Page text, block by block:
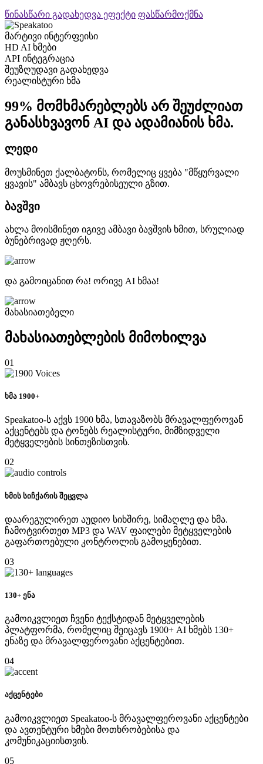
წინასწარი გადახედვა ეფექტი ფასწარმოქმნა
მარტივი ინტერფეისი
HD AI ხმები
API ინტეგრაცია
შეუზღუდავი გადახედვა
რეალისტური ხმა
99% მომხმარებლებს არ შეუძლიათ
განასხვავონ AI და ადამიანის ხმა.
ლედი
მოუსმინეთ ქალბატონს, რომელიც ყვება "მწყურვალი
ყვავის" ამბავს ცხოვრებისეული გზით.
ბავშვი
ახლა მოისმინეთ იგივე ამბავი ბავშვის ხმით, სრულიად
ბუნებრივად ჟღერს.
და გამოიცანით რა! ორივე AI ხმაა!
მახასიათებელი
მახასიათებლების მიმოხილვა
01
ხმა 1900+
Speakatoo-ს აქვს 1900 ხმა, სთავაზობს მრავალფეროვან
აქცენტებს და ტონებს რეალისტური, მიმზიდველი
მეტყველების სინთეზისთვის.
02
ხმის სიჩქარის შეცვლა
დაარეგულირეთ აუდიო სიხშირე, სიმაღლე და ხმა.
ჩამოტვირთეთ MP3 და WAV ფაილები მეტყველების
გაფართოებული კონტროლის გამოყენებით.
03
130+ ენა
გამოიკვლიეთ ჩვენი ტექსტიდან მეტყველების
პლატფორმა, რომელიც შეიცავს 1900+ AI ხმებს 130+
ენაზე და მრავალფეროვანი აქცენტებით.
04
აქცენტები
გამოიკვლიეთ Speakatoo-ს მრავალფეროვანი აქცენტები
და ავთენტური ხმები მოთხრობებისა და
კომუნიკაციისთვის.
05